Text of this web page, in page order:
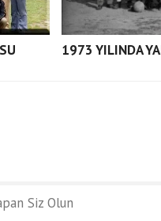
1973 YILINDA
Siz Olun